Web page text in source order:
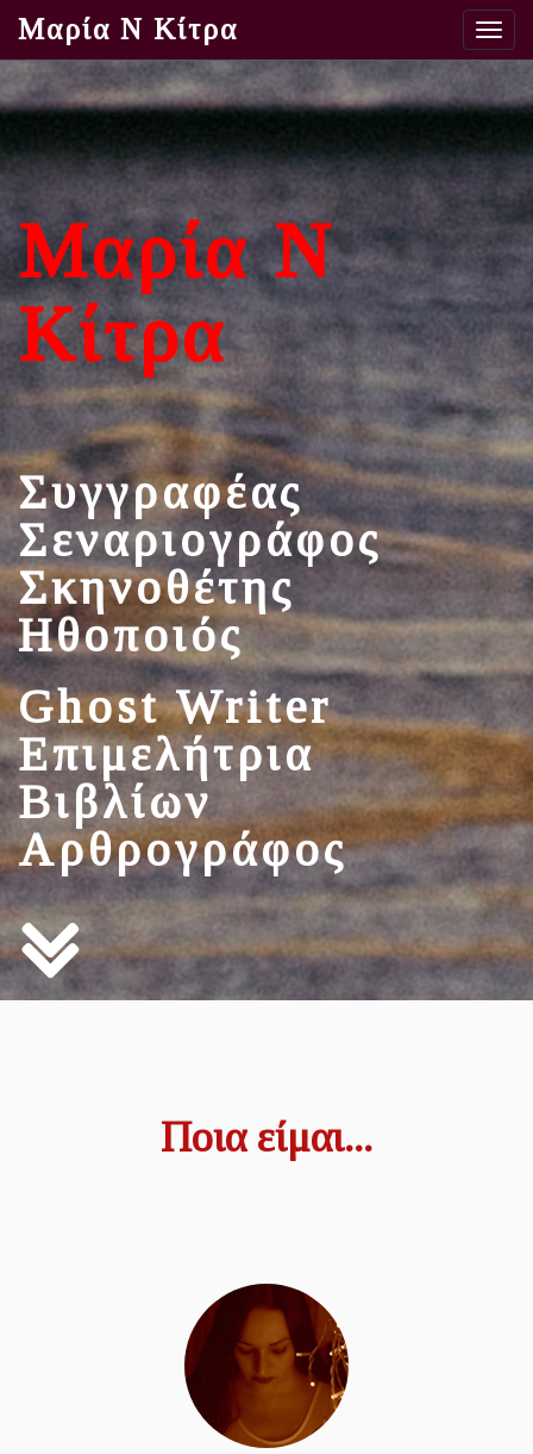
Μαρία Ν Κίτρα
Μαρία Ν
Κίτρα
Συγγραφέας
Σεναριογράφος
Σκηνοθέτης
Ηθοποιός
Ghost Writer
Επιμελήτρια
Βιβλίων
Αρθρογράφος
Ποια είμαι...